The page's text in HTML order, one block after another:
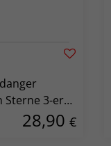
Sterne 3-er
28,90 €